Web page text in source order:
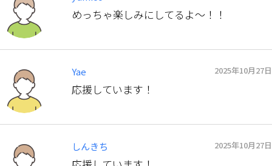
めっちゃ楽しみにしてるよ〜！！
Yae 2025年10月27日
応援しています！
しんきち 2025年10月27日